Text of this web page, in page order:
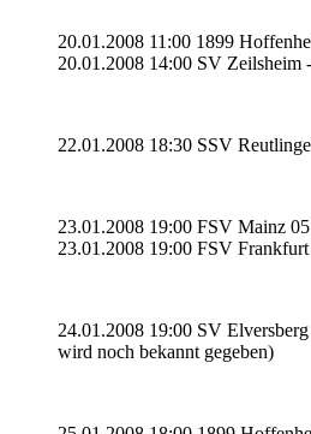
20.01.2008 11:00 1899
20.01.2008 14:00 SV Zeilsheim
22.01.2008 18:30 SSV
23.01.2008 19:00 FSV Mainz
23.01.2008 19:00 FSV
24.01.2008 19:00 SV
wird noch bekannt gegeben)